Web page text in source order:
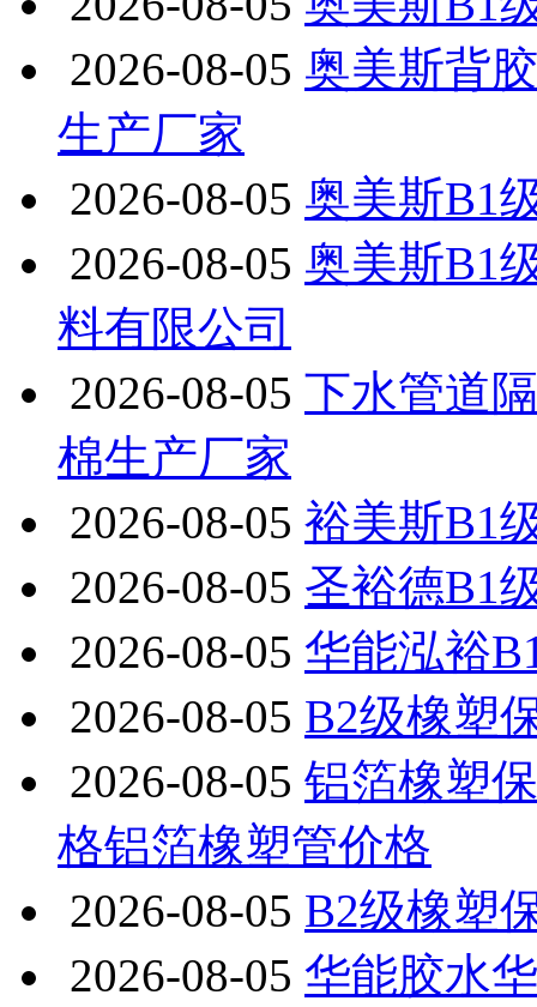
2026-08-05 奥美斯背
生产厂家
2026-08-05 奥美斯B1
2026-08-05 奥美斯B1
料有限公司
2026-08-05 下水管道
棉生产厂家
2026-08-05 裕美斯B1
2026-08-05 圣裕德B1
2026-08-05 华能泓裕
2026-08-05 B2级橡塑
2026-08-05 铝箔橡塑
格铝箔橡塑管价格
2026-08-05 B2级橡塑
2026-08-05 华能胶水